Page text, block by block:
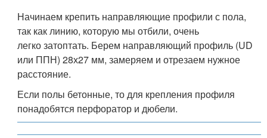
Начинаем крепить направляющие профили с пола,
так как линию, которую мы отбили, очень
легко затоптать. Берем направляющий профиль (UD
или ППН) 28х27 мм, замеряем и отрезаем нужное
расстояние.
Если полы бетонные, то для крепления профиля
понадобятся перфоратор и дюбели.